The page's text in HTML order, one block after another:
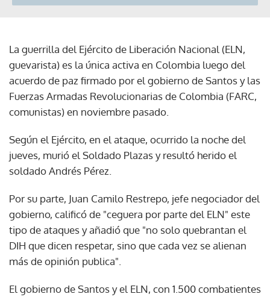
La guerrilla del Ejército de Liberación Nacional (ELN,
guevarista) es la única activa en Colombia luego del
acuerdo de paz firmado por el gobierno de Santos y las
Fuerzas Armadas Revolucionarias de Colombia (FARC,
comunistas) en noviembre pasado.
Según el Ejército, en el ataque, ocurrido la noche del
jueves, murió el Soldado Plazas y resultó herido el
soldado Andrés Pérez.
Por su parte, Juan Camilo Restrepo, jefe negociador del
gobierno, calificó de "ceguera por parte del ELN" este
tipo de ataques y añadió que "no solo quebrantan el
DIH que dicen respetar, sino que cada vez se alienan
más de opinión publica".
El gobierno de Santos y el ELN, con 1.500 combatientes